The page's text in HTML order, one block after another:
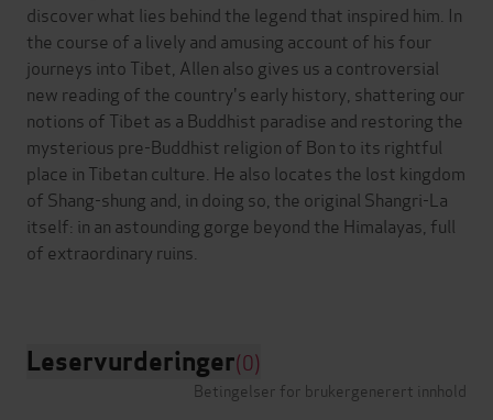
discover what lies behind the legend that inspired him. In
the course of a lively and amusing account of his four
journeys into Tibet, Allen also gives us a controversial
new reading of the country's early history, shattering our
notions of Tibet as a Buddhist paradise and restoring the
mysterious pre-Buddhist religion of Bon to its rightful
place in Tibetan culture. He also locates the lost kingdom
of Shang-shung and, in doing so, the original Shangri-La
itself: in an astounding gorge beyond the Himalayas, full
of extraordinary ruins.
Leservurderinger(0)
Betingelser for brukergenerert innhold